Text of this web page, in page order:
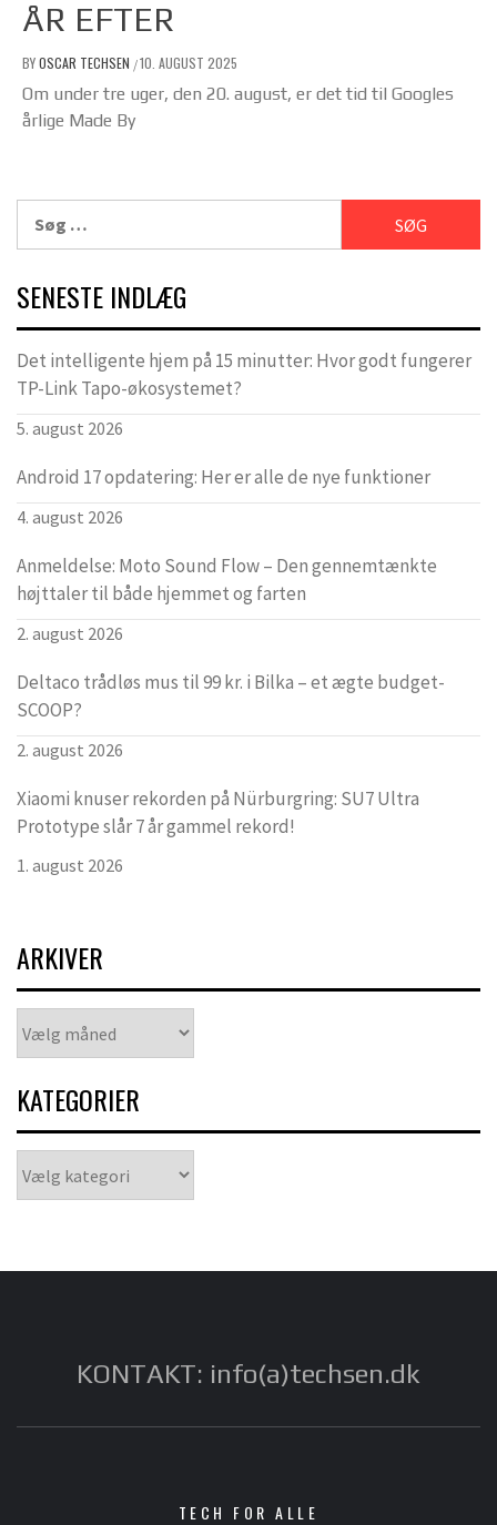
ÅR EFTER
BYOSCAR TECHSEN /10. AUGUST 2025
Om under tre uger, den 20. august, er det tid til Googles
årlige Made By
efter:
SENESTE INDLÆG
Det intelligente hjem på 15 minutter: Hvor godt fungerer
TP-Link Tapo-økosystemet?
5. august 2026
Android 17 opdatering: Her er alle de nye funktioner
4. august 2026
Anmeldelse: Moto Sound Flow – Den gennemtænkte
højttaler til både hjemmet og farten
2. august 2026
Deltaco trådløs mus til 99 kr. i Bilka – et ægte budget-
SCOOP?
2. august 2026
Xiaomi knuser rekorden på Nürburgring: SU7 Ultra
Prototype slår 7 år gammel rekord!
1. august 2026
ARKIVER
KATEGORIER
KONTAKT: info(a)techsen.dk
TECH FOR ALLE